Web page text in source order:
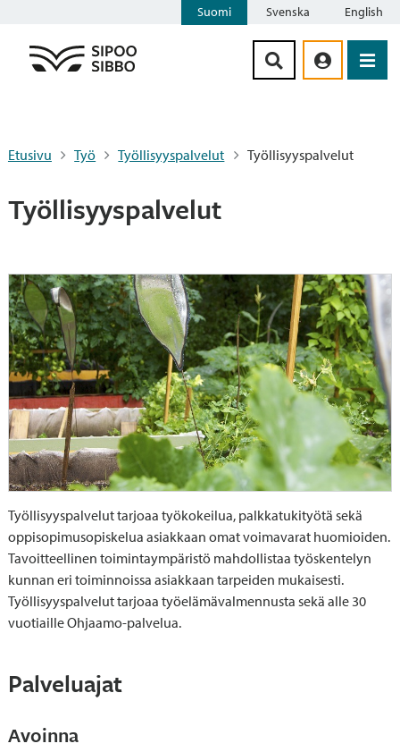
Suomi Svenska English
Etusivu Työ Työllisyyspalvelut Työllisyyspalvelut
Työllisyyspalvelut
Työllisyyspalvelut tarjoaa työkokeilua, palkkatukityötä sekä
oppisopimusopiskelua asiakkaan omat voimavarat huomioiden.
Tavoitteellinen toimintaympäristö mahdollistaa työskentelyn
kunnan eri toiminnoissa asiakkaan tarpeiden mukaisesti.
Työllisyyspalvelut tarjoaa työelämävalmennusta sekä alle 30
vuotiaille Ohjaamo-palvelua.
Palveluajat
Avoinna